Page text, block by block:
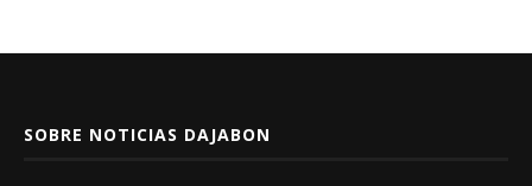
SOBRE NOTICIAS DAJABON